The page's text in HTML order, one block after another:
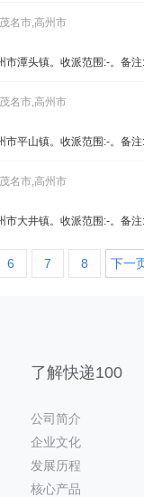
名市,高州市
市潭头镇。收派范围:-。备
名市,高州市
市平山镇。收派范围:-。备
名市,高州市
市大井镇。收派范围:-。备
6 7 8 下一
了解快递100
公司简介
企业文化
发展历程
核心产品